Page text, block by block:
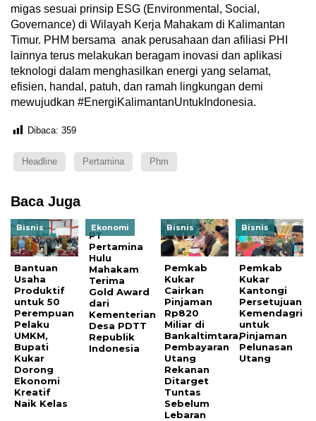
migas sesuai prinsip ESG (Environmental, Social,
Governance) di Wilayah Kerja Mahakam di Kalimantan
Timur. PHM bersama anak perusahaan dan afiliasi PHI
lainnya terus melakukan beragam inovasi dan aplikasi
teknologi dalam menghasilkan energi yang selamat,
efisien, handal, patuh, dan ramah lingkungan demi
mewujudkan #EnergiKalimantanUntukIndonesia.
Dibaca: 359
Headline Pertamina Phm
Baca Juga
Bisnis
Bantuan
Usaha
Produktif
untuk 50
Perempuan
Pelaku
UMKM,
Bupati
Kukar
Dorong
Ekonomi
Kreatif
Naik Kelas
Ekonomi
PT
Pertamina
Hulu
Mahakam
Terima
Gold Award
dari
Kementerian
Desa PDTT
Republik
Indonesia
Bisnis
Pemkab
Kukar
Cairkan
Pinjaman
Rp820
Miliar di
Bankaltimtara,
Pembayaran
Utang
Rekanan
Ditarget
Tuntas
Sebelum
Lebaran
Bisnis
Pemkab
Kukar
Kantongi
Persetujuan
Kemendagri
untuk
Pinjaman
Pelunasan
Utang